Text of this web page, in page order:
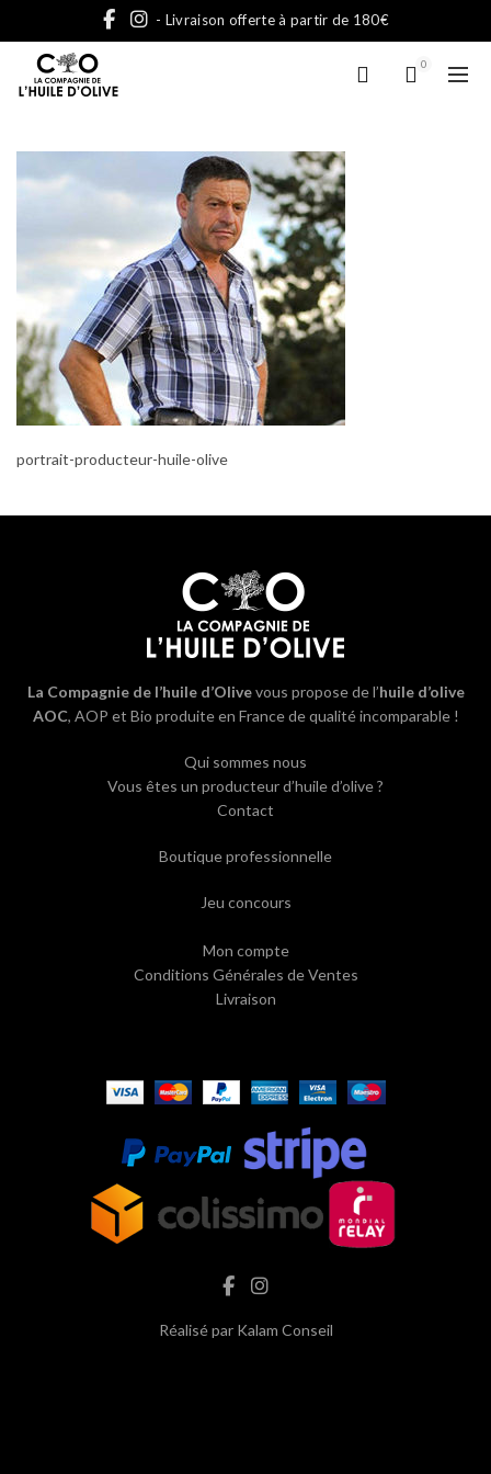
- Livraison offerte à partir de 180€
0
portrait-producteur-huile-olive
La Compagnie de l’huile d’Olivevous propose de l’huile d’olive
AOC, AOP et Bio produite en France de qualité incomparable !
Qui sommes nous
Vous êtes un producteur d’huile d’olive ?
Contact
Boutique professionnelle
Jeu concours
Mon compte
Conditions Générales de Ventes
Livraison
Réalisé par Kalam Conseil